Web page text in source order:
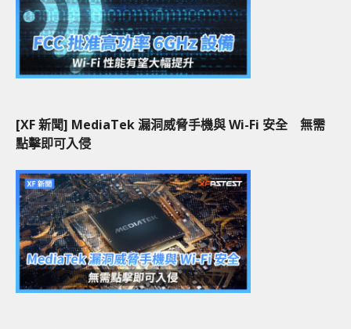
[XF 新聞] MediaTek 漏洞威脅手機與 Wi-Fi 安全 無需
點擊即可入侵